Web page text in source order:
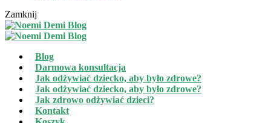
Zamknij
Blog
Darmowa konsultacja
Jak odżywiać dziecko, aby było zdrowe?
Jak odżywiać dziecko, aby było zdrowe?
Jak zdrowo odżywiać dzieci?
Kontakt